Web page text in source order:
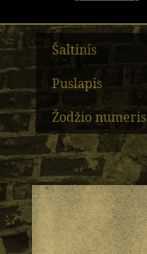
Šaltinis
Puslapis
Žodžio numeris